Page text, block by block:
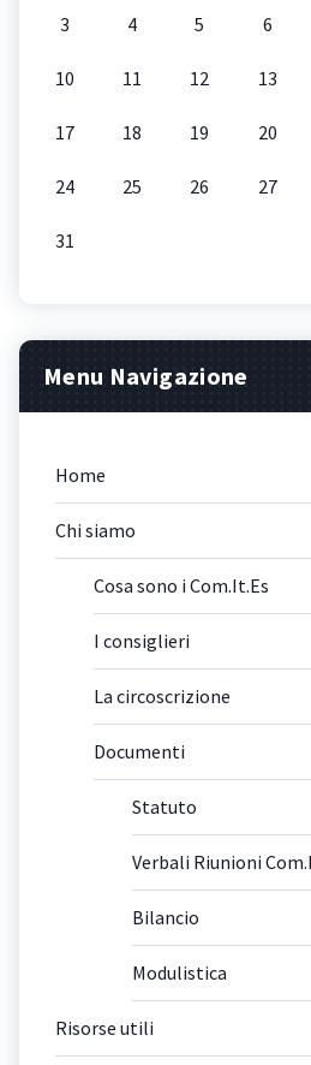
3 4 5 6
10 11 12 13
17 18 19 20
24 25 26 27
31
Menu Navigazione
Home
Chi siamo
Cosa sono i Com.It.Es
I consiglieri
La circoscrizione
Documenti
Statuto
Verbali Riunioni
Bilancio
Modulistica
Risorse utili